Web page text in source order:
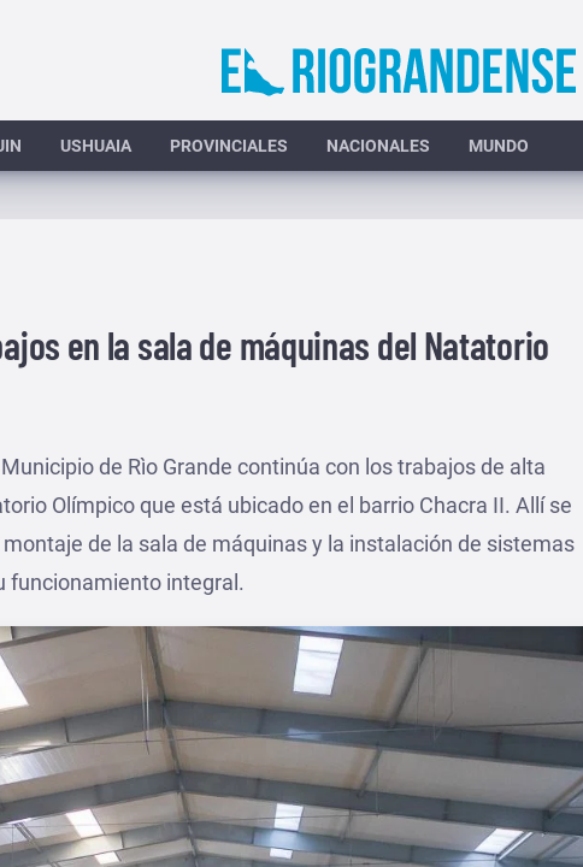
USHUAIA PROVINCIALES NACIONALES MUNDO
en la sala de máquinas del Natatorio
de Rìo Grande continúa con los trabajos de alta
Olímpico que está ubicado en el barrio Chacra II. Allí se
de la sala de máquinas y la instalación de sistemas
funcionamiento integral.